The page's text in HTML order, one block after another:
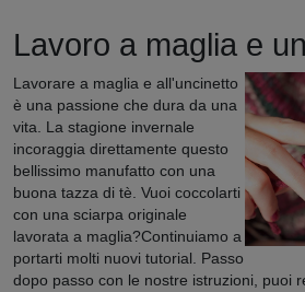
Lavoro a maglia e
Lavorare a maglia e all'uncinetto
è una passione che dura da una
vita. La stagione invernale
incoraggia direttamente questo
bellissimo manufatto con una
buona tazza di tè. Vuoi coccolarti
con una sciarpa originale
lavorata a maglia?Continuiamo a
portarti molti nuovi tutorial. Passo
dopo passo con le nostre istruzioni, puoi